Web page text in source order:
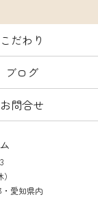
こだわり
ブログ
お問合せ
・愛知県内